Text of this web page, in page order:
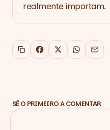
realmente importam.
Copiar link
Facebook
X Email
SÊ O PRIMEIRO A COMENTAR